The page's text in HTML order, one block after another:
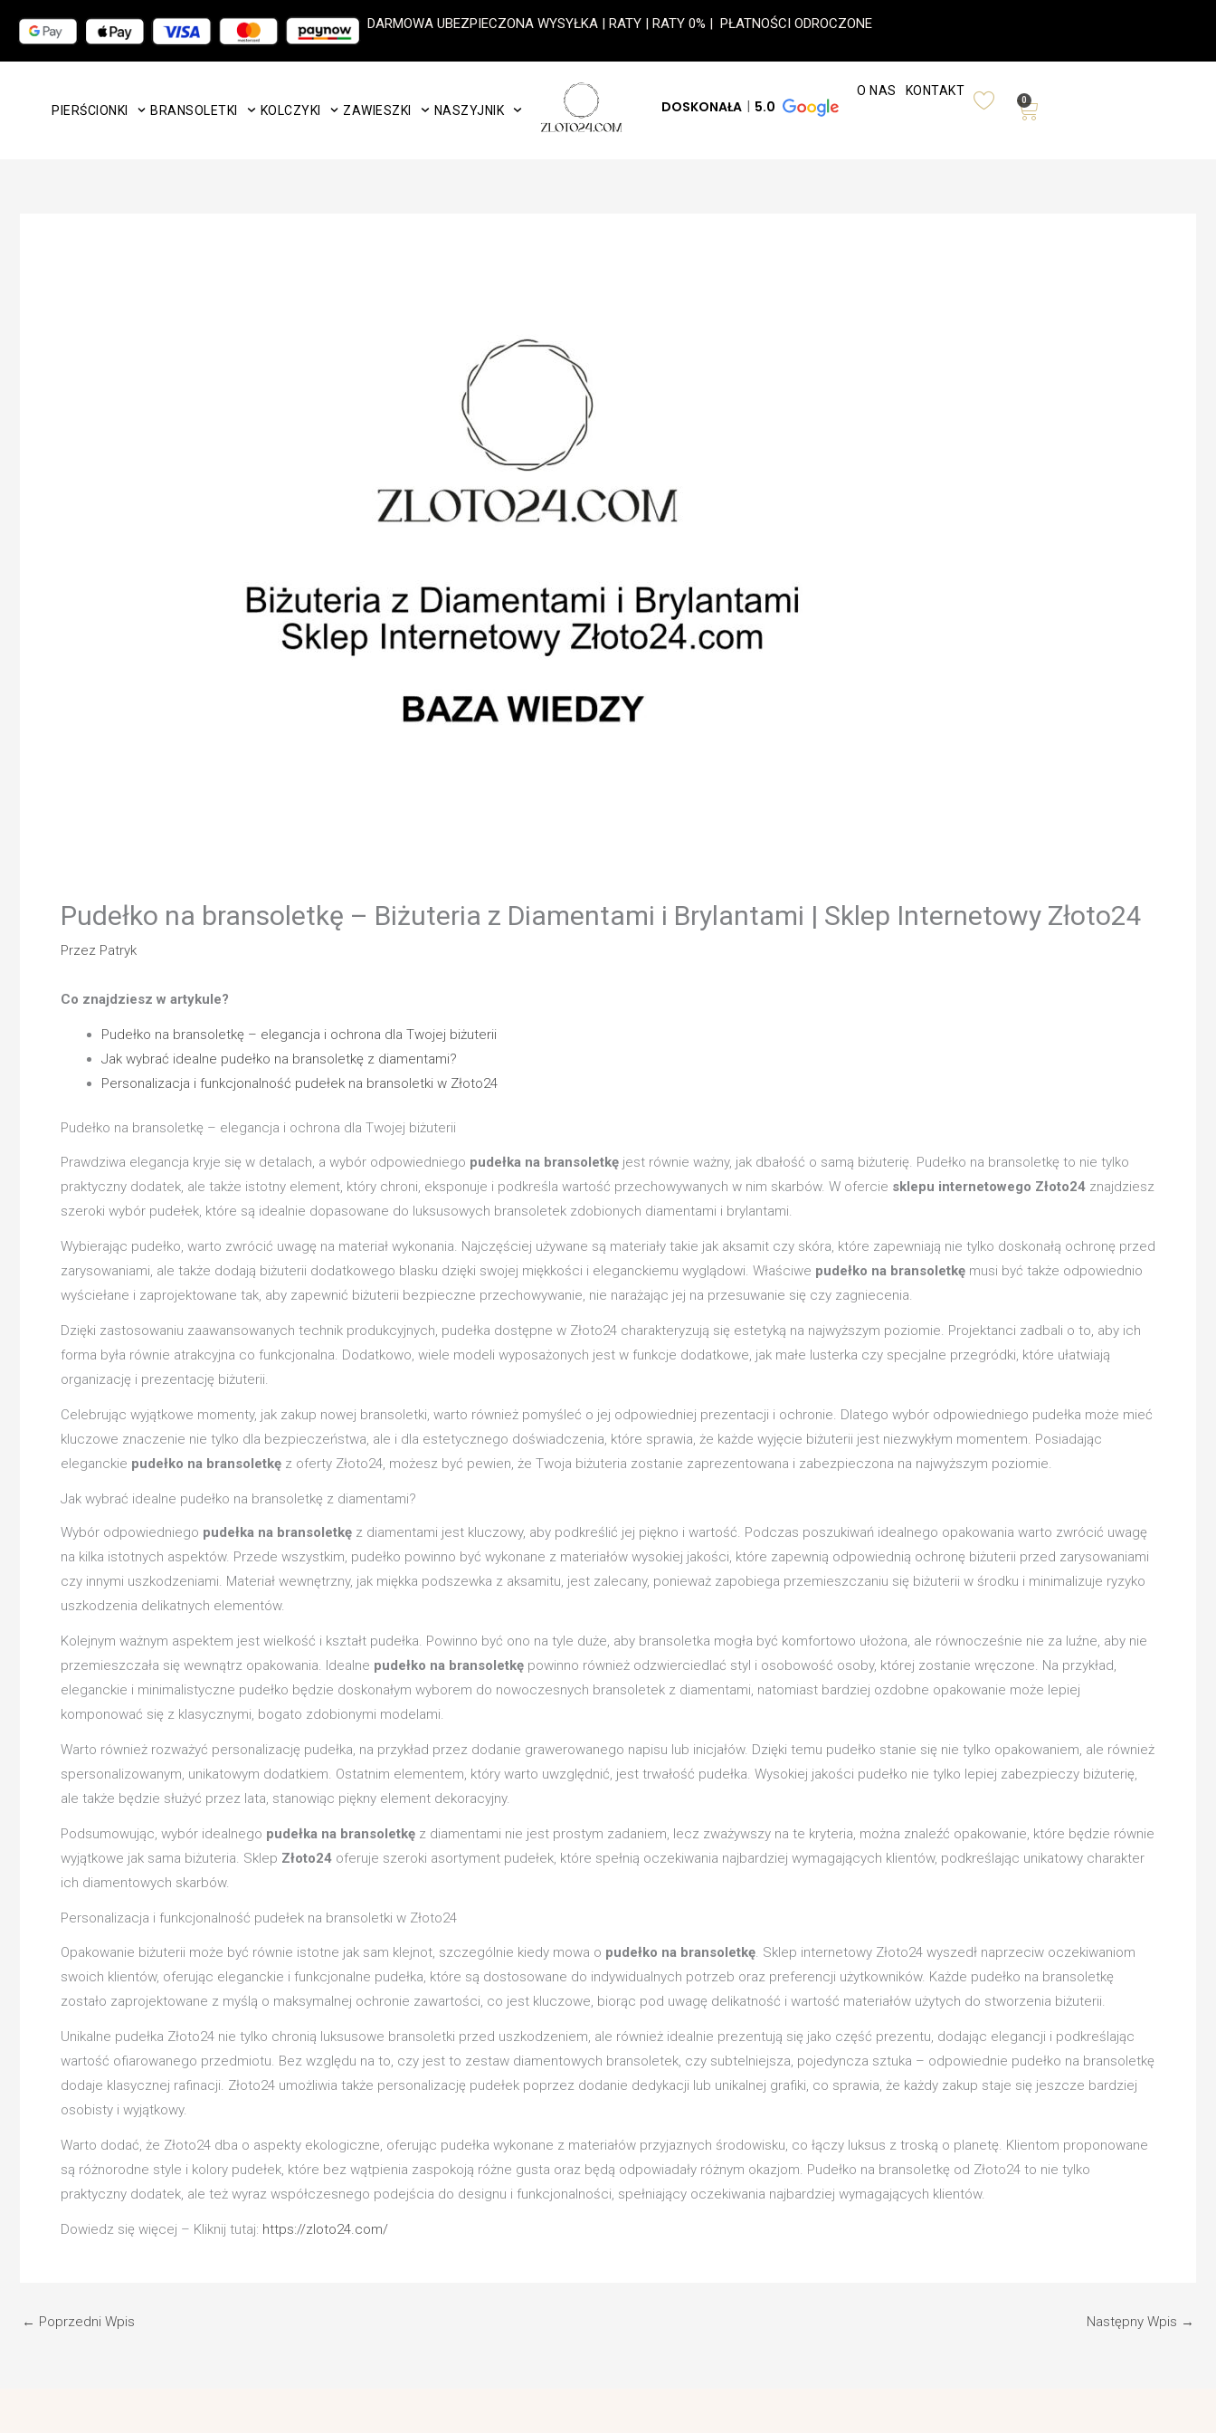
treści
DARMOWA UBEZPIECZONA WYSYŁKA | RATY | RATY 0% | PŁATNOŚCI ODROCZONE
PIERŚCIONKI BRANSOLETKI KOLCZYKI ZAWIESZKI NASZYJNIK DOSKONAŁA 5.0
O NAS KONTAKT
0
Wózek
Pudełko na bransoletkę – Biżuteria z Diamentami i Brylantami | Sklep Internetowy Złoto24
Przez Patryk
Co znajdziesz w artykule?
Pudełko na bransoletkę – elegancja i ochrona dla Twojej biżuterii
Jak wybrać idealne pudełko na bransoletkę z diamentami?
Personalizacja i funkcjonalność pudełek na bransoletki w Złoto24
Pudełko na bransoletkę – elegancja i ochrona dla Twojej biżuterii
Prawdziwa elegancja kryje się w detalach, a wybór odpowiedniego pudełka na bransoletkę jest równie ważny, jak dbałość o samą biżuterię. Pudełko na bransoletkę to nie tylko
praktyczny dodatek, ale także istotny element, który chroni, eksponuje i podkreśla wartość przechowywanych w nim skarbów. W ofercie sklepu internetowego Złoto24 znajdziesz
szeroki wybór pudełek, które są idealnie dopasowane do luksusowych bransoletek zdobionych diamentami i brylantami.
Wybierając pudełko, warto zwrócić uwagę na materiał wykonania. Najczęściej używane są materiały takie jak aksamit czy skóra, które zapewniają nie tylko doskonałą ochronę przed
zarysowaniami, ale także dodają biżuterii dodatkowego blasku dzięki swojej miękkości i eleganckiemu wyglądowi. Właściwe pudełko na bransoletkę musi być także odpowiednio
wyściełane i zaprojektowane tak, aby zapewnić biżuterii bezpieczne przechowywanie, nie narażając jej na przesuwanie się czy zagniecenia.
Dzięki zastosowaniu zaawansowanych technik produkcyjnych, pudełka dostępne w Złoto24 charakteryzują się estetyką na najwyższym poziomie. Projektanci zadbali o to, aby ich
forma była równie atrakcyjna co funkcjonalna. Dodatkowo, wiele modeli wyposażonych jest w funkcje dodatkowe, jak małe lusterka czy specjalne przegródki, które ułatwiają
organizację i prezentację biżuterii.
Celebrując wyjątkowe momenty, jak zakup nowej bransoletki, warto również pomyśleć o jej odpowiedniej prezentacji i ochronie. Dlatego wybór odpowiedniego pudełka może mieć
kluczowe znaczenie nie tylko dla bezpieczeństwa, ale i dla estetycznego doświadczenia, które sprawia, że każde wyjęcie biżuterii jest niezwykłym momentem. Posiadając
eleganckie pudełko na bransoletkę z oferty Złoto24, możesz być pewien, że Twoja biżuteria zostanie zaprezentowana i zabezpieczona na najwyższym poziomie.
Jak wybrać idealne pudełko na bransoletkę z diamentami?
Wybór odpowiedniego pudełka na bransoletkę z diamentami jest kluczowy, aby podkreślić jej piękno i wartość. Podczas poszukiwań idealnego opakowania warto zwrócić uwagę
na kilka istotnych aspektów. Przede wszystkim, pudełko powinno być wykonane z materiałów wysokiej jakości, które zapewnią odpowiednią ochronę biżuterii przed zarysowaniami
czy innymi uszkodzeniami. Materiał wewnętrzny, jak miękka podszewka z aksamitu, jest zalecany, ponieważ zapobiega przemieszczaniu się biżuterii w środku i minimalizuje ryzyko
uszkodzenia delikatnych elementów.
Kolejnym ważnym aspektem jest wielkość i kształt pudełka. Powinno być ono na tyle duże, aby bransoletka mogła być komfortowo ułożona, ale równocześnie nie za luźne, aby nie
przemieszczała się wewnątrz opakowania. Idealne pudełko na bransoletkę powinno również odzwierciedlać styl i osobowość osoby, której zostanie wręczone. Na przykład,
eleganckie i minimalistyczne pudełko będzie doskonałym wyborem do nowoczesnych bransoletek z diamentami, natomiast bardziej ozdobne opakowanie może lepiej
komponować się z klasycznymi, bogato zdobionymi modelami.
Warto również rozważyć personalizację pudełka, na przykład przez dodanie grawerowanego napisu lub inicjałów. Dzięki temu pudełko stanie się nie tylko opakowaniem, ale również
spersonalizowanym, unikatowym dodatkiem. Ostatnim elementem, który warto uwzględnić, jest trwałość pudełka. Wysokiej jakości pudełko nie tylko lepiej zabezpieczy biżuterię,
ale także będzie służyć przez lata, stanowiąc piękny element dekoracyjny.
Podsumowując, wybór idealnego pudełka na bransoletkę z diamentami nie jest prostym zadaniem, lecz zważywszy na te kryteria, można znaleźć opakowanie, które będzie równie
wyjątkowe jak sama biżuteria. Sklep Złoto24 oferuje szeroki asortyment pudełek, które spełnią oczekiwania najbardziej wymagających klientów, podkreślając unikatowy charakter
ich diamentowych skarbów.
Personalizacja i funkcjonalność pudełek na bransoletki w Złoto24
Opakowanie biżuterii może być równie istotne jak sam klejnot, szczególnie kiedy mowa o pudełko na bransoletkę . Sklep internetowy Złoto24 wyszedł naprzeciw oczekiwaniom
swoich klientów, oferując eleganckie i funkcjonalne pudełka, które są dostosowane do indywidualnych potrzeb oraz preferencji użytkowników. Każde pudełko na bransoletkę
zostało zaprojektowane z myślą o maksymalnej ochronie zawartości, co jest kluczowe, biorąc pod uwagę delikatność i wartość materiałów użytych do stworzenia biżuterii.
Unikalne pudełka Złoto24 nie tylko chronią luksusowe bransoletki przed uszkodzeniem, ale również idealnie prezentują się jako część prezentu, dodając elegancji i podkreślając
wartość ofiarowanego przedmiotu. Bez względu na to, czy jest to zestaw diamentowych bransoletek, czy subtelniejsza, pojedyncza sztuka – odpowiednie pudełko na bransoletkę
dodaje klasycznej rafinacji. Złoto24 umożliwia także personalizację pudełek poprzez dodanie dedykacji lub unikalnej grafiki, co sprawia, że każdy zakup staje się jeszcze bardziej
osobisty i wyjątkowy.
Warto dodać, że Złoto24 dba o aspekty ekologiczne, oferując pudełka wykonane z materiałów przyjaznych środowisku, co łączy luksus z troską o planetę. Klientom proponowane
są różnorodne style i kolory pudełek, które bez wątpienia zaspokoją różne gusta oraz będą odpowiadały różnym okazjom. Pudełko na bransoletkę od Złoto24 to nie tylko
praktyczny dodatek, ale też wyraz współczesnego podejścia do designu i funkcjonalności, spełniający oczekiwania najbardziej wymagających klientów.
Dowiedz się więcej – Kliknij tutaj: https://zloto24.com/
← Poprzedni Wpis Następny Wpis →